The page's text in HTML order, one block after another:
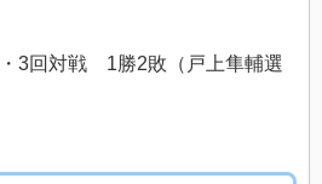
3回対戦 1勝2敗（戸上隼輔選